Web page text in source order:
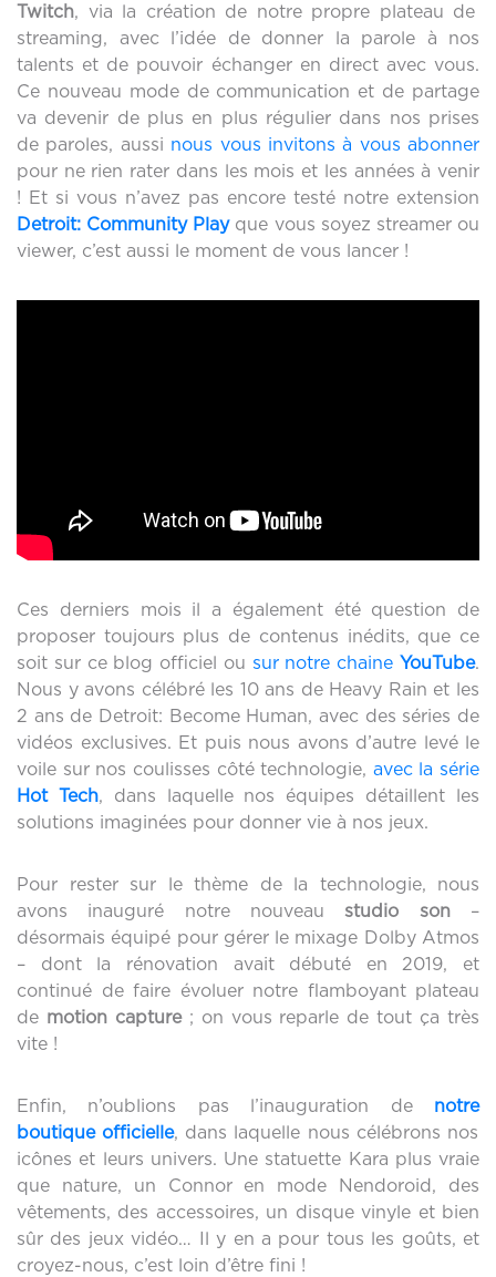
Twitch, via la création de notre propre plateau de
streaming, avec l’idée de donner la parole à nos
talents et de pouvoir échanger en direct avec vous.
Ce nouveau mode de communication et de partage
va devenir de plus en plus régulier dans nos prises
de paroles, aussi nous vous invitons à vous abonner
pour ne rien rater dans les mois et les années à venir
! Et si vous n’avez pas encore testé notre extension
Detroit: Community Playque vous soyez streamer ou
viewer, c’est aussi le moment de vous lancer !
Ces derniers mois il a également été question de
proposer toujours plus de contenus inédits, que ce
soit sur ce blog officiel ou sur notre chaineYouTube.
Nous y avons célébré les 10 ans de Heavy Rain et les
2 ans de Detroit: Become Human, avec des séries de
vidéos exclusives. Et puis nous avons d’autre levé le
voile sur nos coulisses côté technologie, avec la série
Hot Tech, dans laquelle nos équipes détaillent les
solutions imaginées pour donner vie à nos jeux.
Pour rester sur le thème de la technologie, nous
avons inauguré notre nouveau studio son–
désormais équipé pour gérer le mixage Dolby Atmos
– dont la rénovation avait débuté en 2019, et
continué de faire évoluer notre flamboyant plateau
de motion capture; on vous reparle de tout ça très
vite !
Enfin, n’oublions pas l’inauguration de notre
boutique officielle, dans laquelle nous célébrons nos
icônes et leurs univers. Une statuette Kara plus vraie
que nature, un Connor en mode Nendoroid, des
vêtements, des accessoires, un disque vinyle et bien
sûr des jeux vidéo… Il y en a pour tous les goûts, et
croyez-nous, c’est loin d’être fini !